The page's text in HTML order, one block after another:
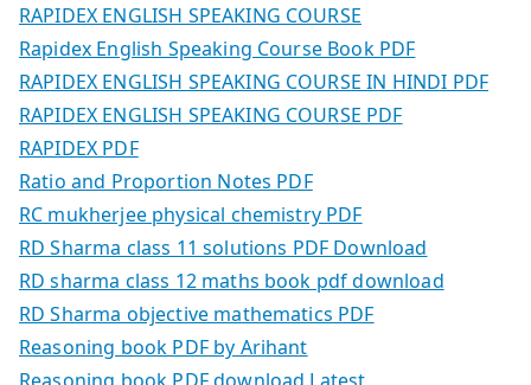
RAPIDEX ENGLISH SPEAKING COURSE
Rapidex English Speaking Course Book PDF
RAPIDEX ENGLISH SPEAKING COURSE IN HINDI PDF
RAPIDEX ENGLISH SPEAKING COURSE PDF
RAPIDEX PDF
Ratio and Proportion Notes PDF
RC mukherjee physical chemistry PDF
RD Sharma class 11 solutions PDF Download
RD sharma class 12 maths book pdf download
RD Sharma objective mathematics PDF
Reasoning book PDF by Arihant